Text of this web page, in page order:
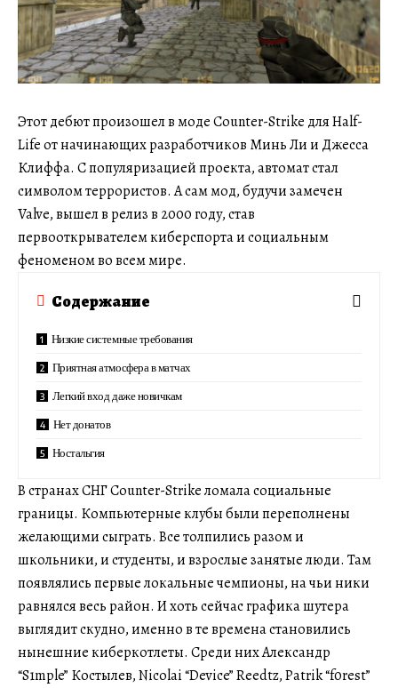
Этот дебют произошел в моде Counter-Strike для Half-
Life от начинающих разработчиков Минь Ли и Джесса
Клиффа. С популяризацией проекта, автомат стал
символом террористов. А сам мод, будучи замечен
Valve, вышел в релиз в 2000 году, став
первооткрывателем киберспорта и социальным
феноменом во всем мире.
Содержание
Низкие системные требования
Приятная атмосфера в матчах
Легкий вход даже новичкам
Нет донатов
Ностальгия
В странах СНГ Counter-Strike ломала социальные
границы. Компьютерные клубы были переполнены
желающими сыграть. Все толпились разом и
школьники, и студенты, и взрослые занятые люди. Там
появлялись первые локальные чемпионы, на чьи ники
равнялся весь район. И хоть сейчас графика шутера
выглядит скудно, именно в те времена становились
нынешние киберкотлеты. Среди них Александр
“S1mple” Костылев, Nicolai “Device” Reedtz, Patrik “f0rest”